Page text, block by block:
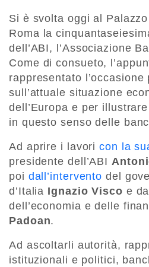
Si è svolta oggi al
Roma la
dell’ABI, l’Associazione
Come di consueto,
rappresentato
sull’attuale situazione
dell’Europa e per
in questo senso delle
Ad aprire i lavoricon la
presidente dell’ABI
poi dall’intervento del
d’Italia Ignazio Visco e
dell’economia e delle
Padoan.
Ad ascoltarli autorità,
istituzionali e politici,